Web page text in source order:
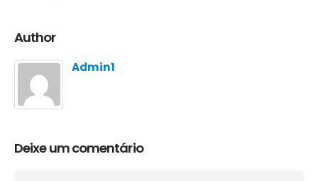
Author
Admin1
Deixe um comentário